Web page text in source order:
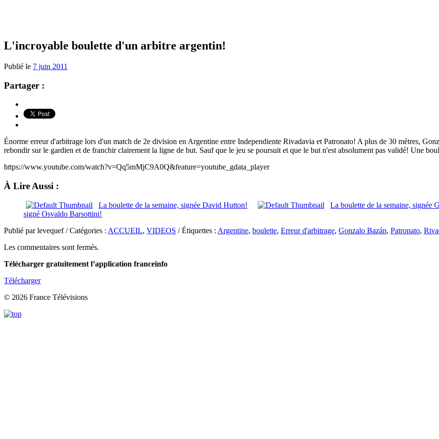
L'incroyable boulette d'un arbitre argentin!
Publié le 7 juin 2011
Partager :
Énorme erreur d'arbitrage lors d'un match de 2e division en Argentine entre Independiente Rivadavia et Patronato! A plus de 30 mètres,
rebondir sur le gardien et de franchir clairement la ligne de but. Sauf que le jeu se poursuit et que le but n'est absolument pas validé! Une
https://www.youtube.com/watch?v=Qq5mMjC9A0Q&feature=youtube_gdata_player
À Lire Aussi :
La boulette de la semaine, signée David Hutton! La boulette de la semaine, signée
signé Osvaldo Barsottini!
Publié par levequef / Catégories : ACCUEIL, VIDEOS / Étiquettes : Argentine, boulette, Erreur d'arbitrage, Gonzalo Bazán, Patronato,
Les commentaires sont fermés.
Télécharger gratuitement l’application franceinfo
Télécharger
© 2026 France Télévisions